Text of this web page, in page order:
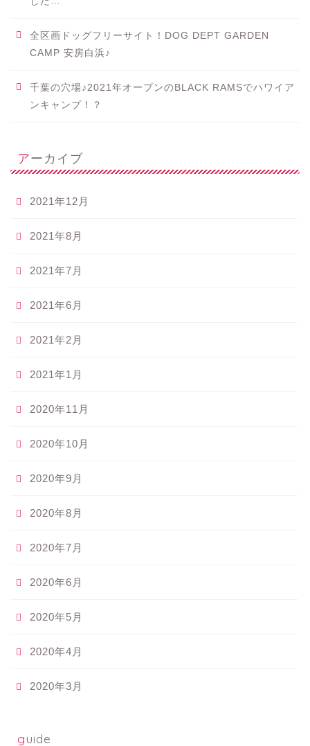
全区画ドッグフリーサイト！DOG DEPT GARDEN
CAMP 安房白浜♪
千葉の穴場♪2021年オープンのBLACK RAMSでハワイア
ンキャンプ！？
アーカイブ
2021年12月
2021年8月
2021年7月
2021年6月
2021年2月
2021年1月
2020年11月
2020年10月
2020年9月
2020年8月
2020年7月
2020年6月
2020年5月
2020年4月
2020年3月
guide